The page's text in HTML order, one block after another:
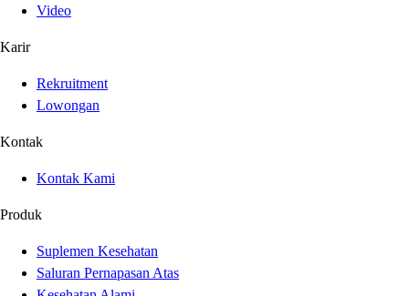
Video
Karir
Rekruitment
Lowongan
Kontak
Kontak Kami
Produk
Suplemen Kesehatan
Saluran Pernapasan Atas